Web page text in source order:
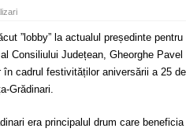
”lobby” la actualul președinte
Consiliului Județean, Gheorghe
cadrul festivităților aniversării a 25
Grădinari.
era principalul drum care